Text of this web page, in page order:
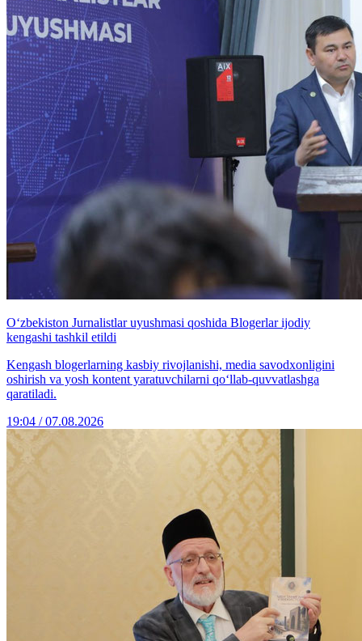
O‘zbekiston Jurnalistlar uyushmasi qoshida Blogerlar ijodiy
kengashi tashkil etildi
Kengash blogerlarning kasbiy rivojlanishi, media savodxonligini
oshirish va yosh kontent yaratuvchilarni qo‘llab-quvvatlashga
qaratiladi.
19:04 / 07.08.2026